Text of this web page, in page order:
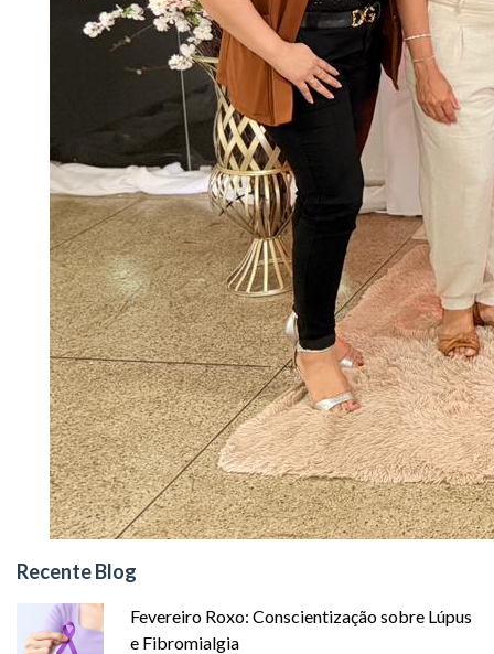
Recente Blog
Fevereiro Roxo: Conscientização sobre Lúpus
e Fibromialgia